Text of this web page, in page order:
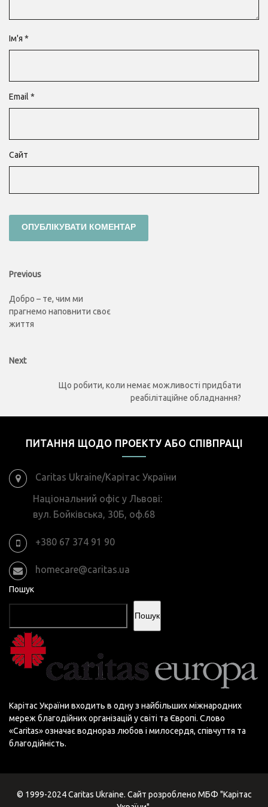
Ім'я *
Email *
Сайт
Навігація
записів
Previous
Previous
Добро – те, чим ми
прагнемо наповнити своє
життя
Next
Next
Що робити, коли немає можливості придбати
реабілітаційне обладнання?
ПИТАННЯ ЩОДО ПРОЕКТУ АБО СПІВПРАЦІ
Caritas Ukraine/Карітас України
Національний офіс у Львові:
вул. Бойківська, 30Б, оф.68
+380 67 374 91 90
homecare@caritas.ua
Пошук
Пошук
Карітас України входить в одну з найбільших міжнародних
мереж благодійних організацій у світі та Європі. Слово
«Сaritas» означає воднораз любов і милосердя, співчуття та
благодійність.
© 1999-2024 Caritas Ukraine. Сайт розроблено МБФ "Карітас